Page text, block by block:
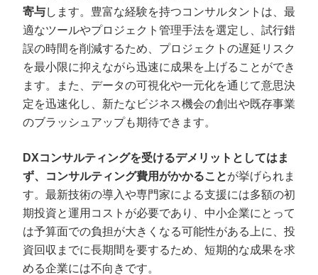
寄与します。豊富な経験を持つコンサルタントは、最
適なツールやプロジェクト管理手法を選定し、試行錯
誤の時間を削減するため、プロジェクトの遅延リスク
を最小限に抑えながら迅速に成果を上げることができ
ます。また、データの可視化や一元化を通じて意思決
定を迅速化し、新たなビジネス機会の創出や既存事業
のブラッシュアップも期待できます。
DXコンサルティングを受けるデメリットとしてはま
ず、コンサルティング費用がかかることが挙げられま
す。最新技術の導入や専門家による支援には多額の初
期投資と運用コストが必要であり、中小企業にとって
は予算面での負担が大きくなる可能性がある上に、投
資回収までに長期間を要するため、短期的な成果を求
める企業には不向きです。